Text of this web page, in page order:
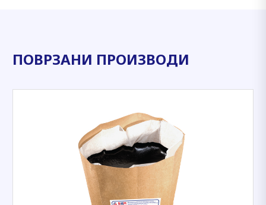
ПОВРЗАНИ ПРОИЗВОДИ